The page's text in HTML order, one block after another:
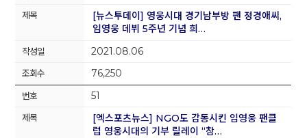
[뉴스투데이] 영웅시대 경기남부방 팬 정경애씨,
임영웅 데뷔 5주년 기념 희…
2021.08.06
76,250
51
[엑스포츠뉴스] NGO도 감동시킨 임영웅 팬클
럽 영웅시대의 기부 릴레이 “참…